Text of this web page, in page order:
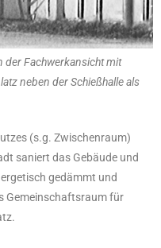
der Fachwerkansicht mit
neben der Schießhalle als
(s.g. Zwischenraum)
saniert das Gebäude und
gedämmt und
Gemeinschaftsraum für